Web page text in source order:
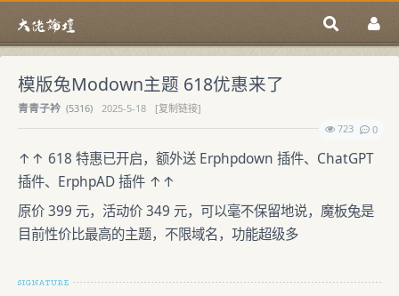
模版兔Modown主题 618优惠来了
青青子衿 (5316) 2025-5-18
[复制链接]
723
0
↑↑ 618 特惠已开启，额外送 Erphpdown 插件、ChatGPT
插件、ErphpAD 插件 ↑↑
原价 399 元，活动价 349 元，可以毫不保留地说，魔板兔是
目前性价比最高的主题，不限域名，功能超级多